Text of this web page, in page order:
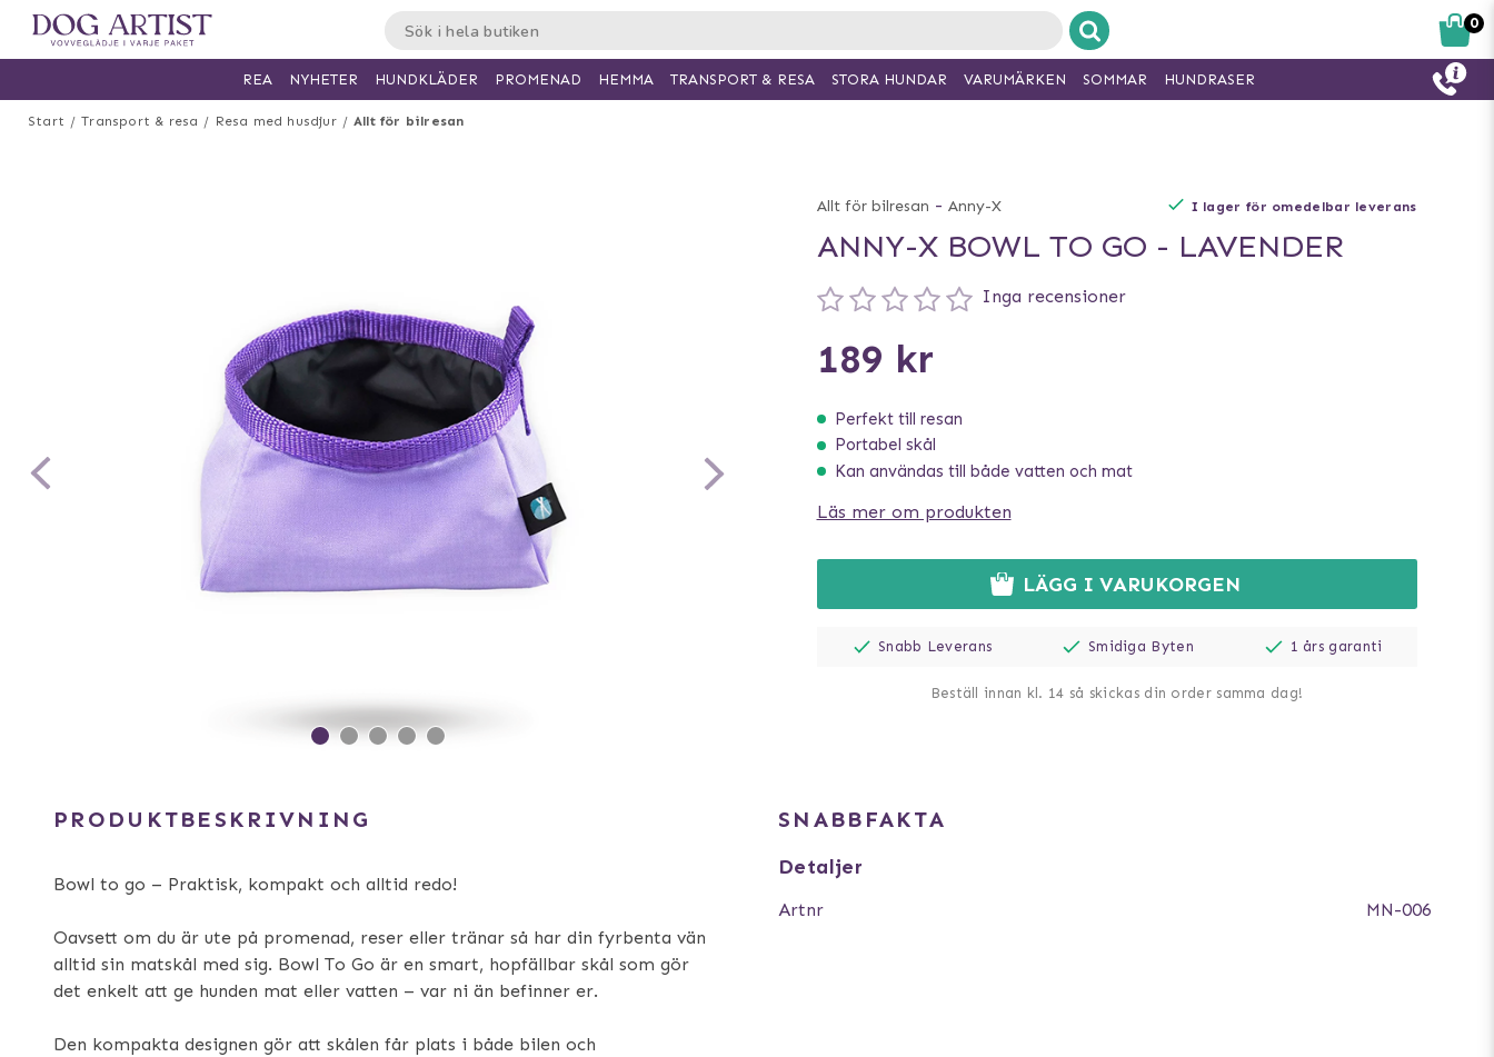
Start Transport & resa Resa med husdjur Allt för bilresan
Allt för bilresan - Anny-X I lager för omedelbar leverans
ANNY-X BOWL TO GO - LAVENDER
Inga recensioner
189 kr
Perfekt till resan
Portabel skål
Kan användas till både vatten och mat
Läs mer om produkten
LÄGG I VARUKORGEN
Snabb Leverans Smidiga Byten 1 års garanti
Beställ innan kl. 14 så skickas din order samma dag!
PRODUKTBESKRIVNING
Bowl to go – Praktisk, kompakt och alltid redo!
Oavsett om du är ute på promenad, reser eller tränar så har din fyrbenta vän
alltid sin matskål med sig. Bowl To Go är en smart, hopfällbar skål som gör
det enkelt att ge hunden mat eller vatten – var ni än befinner er.
Den kompakta designen gör att skålen får plats i både bilen och
SNABBFAKTA
Detaljer
Artnr MN-006
0
REA NYHETER HUNDKLÄDER PROMENAD HEMMA TRANSPORT & RESA STORA HUNDAR VARUMÄRKEN SOMMAR HUNDRASER